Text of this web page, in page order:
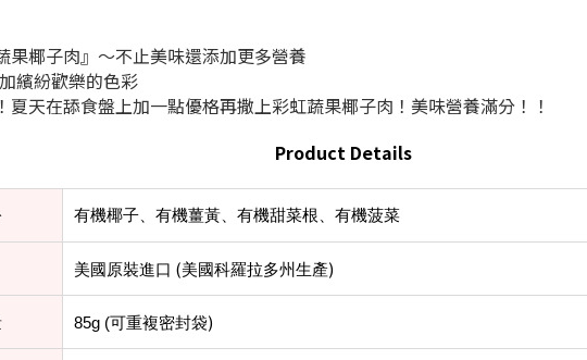
椰子肉』～不止美味還添加更多營養
繽紛歡樂的色彩
天在舔食盤上加一點優格再撒上彩虹蔬果椰子肉！美味營養滿分！！
Product Details
有機椰子、有機薑黃、有機甜菜根、有機菠菜
美國原裝進口 (美國科羅拉多州生產)
85g (可重複密封袋)